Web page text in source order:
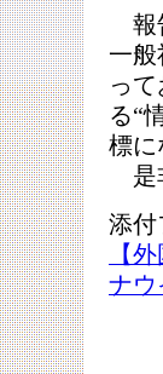
報
一
っ
る“
標に
是
添付
【
ナウ